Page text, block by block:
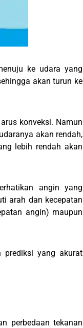
ke udara yang
akan turun ke
konveksi. Namun
akan rendah,
lebih rendah akan
angin yang
arah dan kecepatan
angin) maupun
prediksi yang akurat
perbedaan tekanan